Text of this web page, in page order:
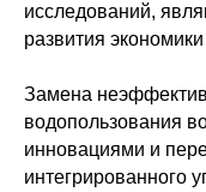
исследований,
развития
Замена
водопользования
инновациями и
интегрированного